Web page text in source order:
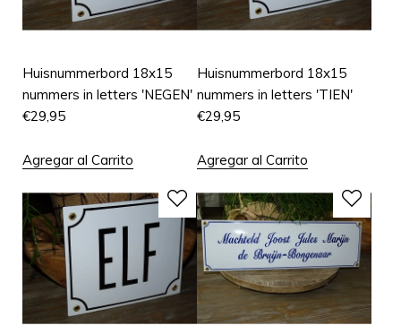
Huisnummerbord 18x15
nummers in letters 'NEGEN'
€29,95
Agregar al Carrito
Huisnummerbord 18x15
nummers in letters 'TIEN'
€29,95
Agregar al Carrito